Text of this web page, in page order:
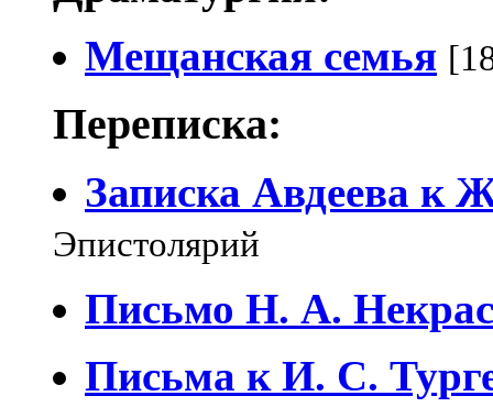
Мещанская семья
Переписка:
Записка Авдеева к
Эпистолярий
Письмо Н. А.
Письма к И. С.